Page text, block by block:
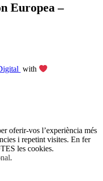
Europea –
with
oferir-vos l’experiència més
i repetint visites. En fer
les cookies.
.